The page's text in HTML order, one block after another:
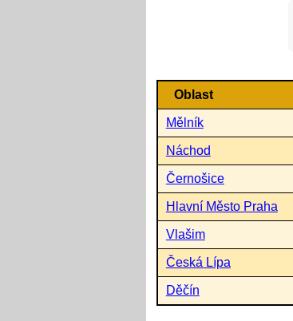
Oblast
Mělník
Náchod
Černošice
Hlavní Město Praha
Vlašim
Česká Lípa
Děčín